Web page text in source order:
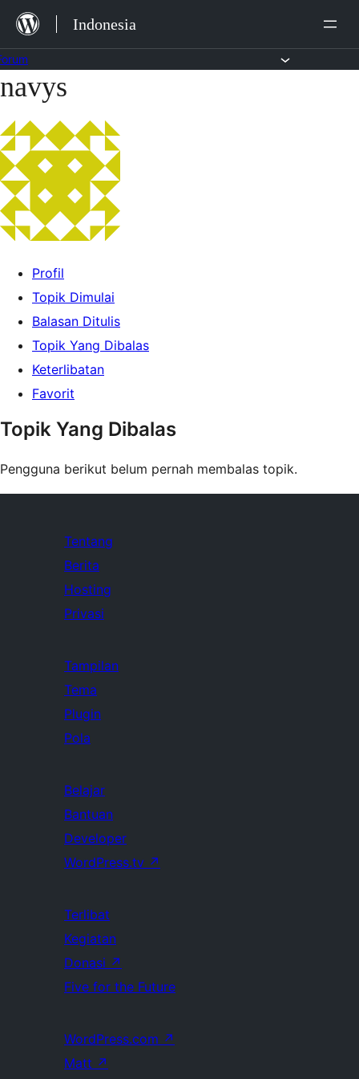
Lewat
konten
Indonesia
Lewati
konten
navys
Profil
Topik Dimulai
Balasan Ditulis
Topik Yang Dibalas
Keterlibatan
Favorit
Topik Yang Dibalas
Pengguna berikut belum pernah membalas topik.
Tentang
Berita
Hosting
Privasi
Tampilan
Tema
Plugin
Pola
Belajar
Bantuan
Developer
WordPress.tv ↗
Terlibat
Kegiatan
Donasi ↗
Five for the Future
WordPress.com ↗
Matt ↗